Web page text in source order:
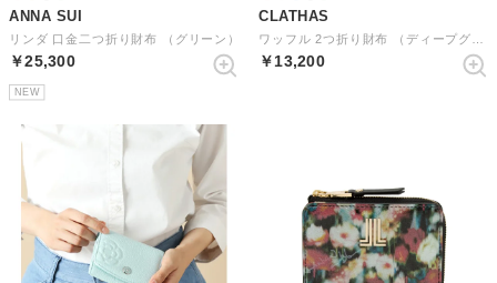
ANNA SUI
リンダ 口金二つ折り財布 （グリーン）
￥25,300
NEW
CLATHAS
￥13,200